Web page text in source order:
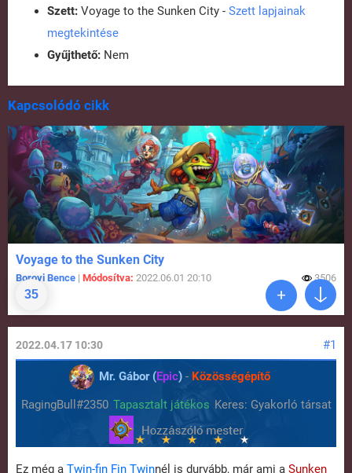
Szett: Voyage to the Sunken City - Szett lapjainak
megtekintése
Gyűjthető: Nem
Kapcsolódó cikk
35
Voyage to the Sunken City
Borovi Bence | Módosítva: 2022.06.01 20:10 3506
#1
2022.04.17 10:30
Mr. Gábor (Epic)- Közösségépítő
RagingBull#2350 Tapasztalt játékos Keres: Gyakorló társat
Ez még a Twin-fin Fin Twinnél is durvább, már ami a Sunken